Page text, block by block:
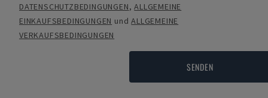
DATENSCHUTZBEDINGUNGEN,ALLGEMEINE
EINKAUFSBEDINGUNGEN undALLGEMEINE
VERKAUFSBEDINGUNGEN
SENDEN